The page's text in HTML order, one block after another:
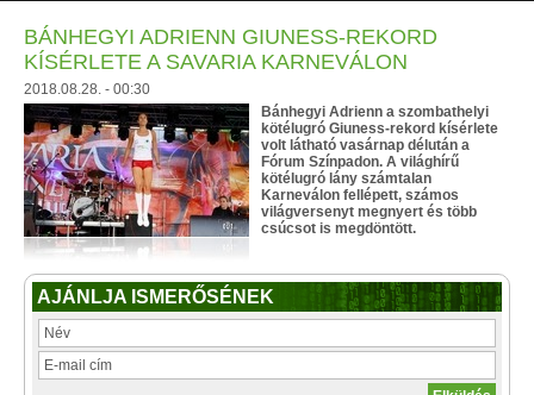
BÁNHEGYI ADRIENN GIUNESS-REKORD
KÍSÉRLETE A SAVARIA KARNEVÁLON
2018.08.28. - 00:30
Bánhegyi Adrienn a szombathelyi
kötélugró Giuness-rekord kísérlete
volt látható vasárnap délután a
Fórum Színpadon. A világhírű
kötélugró lány számtalan
Karneválon fellépett, számos
világversenyt megnyert és több
csúcsot is megdöntött.
AJÁNLJA ISMERŐSÉNEK